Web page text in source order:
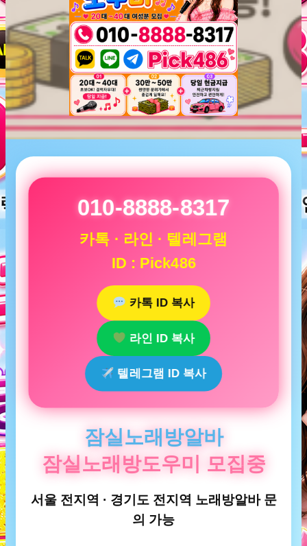
010-8888-8317
카톡 · 라인 · 텔레그램
ID : Pick486
카톡 ID 복사
라인 ID 복사
텔레그램 ID 복사
잠실노래방알바
잠실노래방도우미 모집중
서울 전지역 · 경기도 전지역 노래방알바 문
의 가능